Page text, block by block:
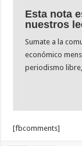
Esta nota
nuestros
Sumate a la
económico
periodismo
[fbcomments]